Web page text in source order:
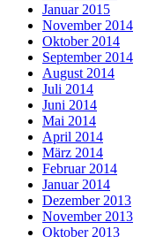
Januar 2015
November 2014
Oktober 2014
September 2014
August 2014
Juli 2014
Juni 2014
Mai 2014
April 2014
März 2014
Februar 2014
Januar 2014
Dezember 2013
November 2013
Oktober 2013